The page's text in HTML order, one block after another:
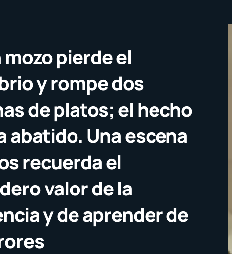
pierde el
y rompe dos
de platos; el hecho
abatido. Una escena
recuerda el
valor de la
y de aprender de